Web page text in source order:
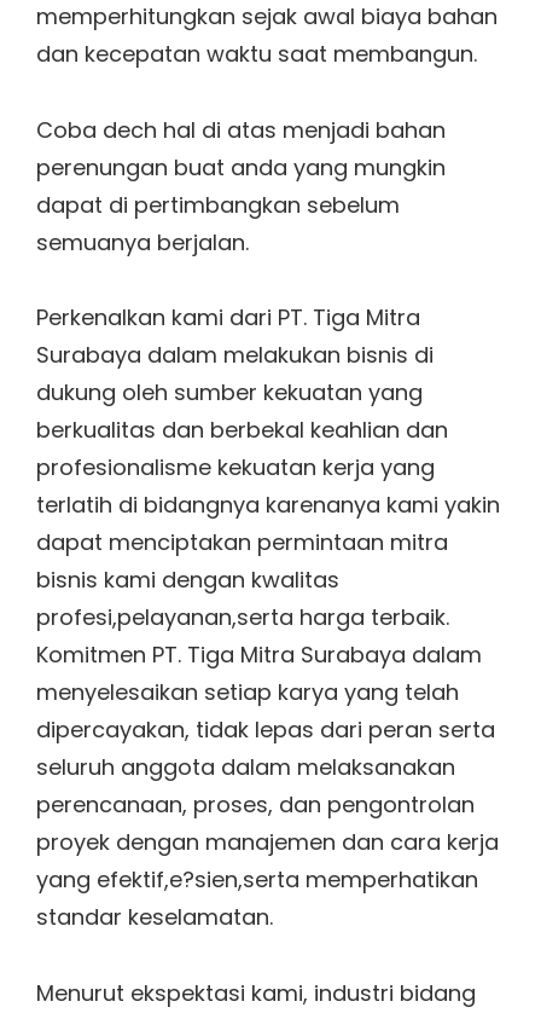
memperhitungkan sejak awal biaya bahan
dan kecepatan waktu saat membangun.
Coba dech hal di atas menjadi bahan
perenungan buat anda yang mungkin
dapat di pertimbangkan sebelum
semuanya berjalan.
Perkenalkan kami dari PT. Tiga Mitra
Surabaya dalam melakukan bisnis di
dukung oleh sumber kekuatan yang
berkualitas dan berbekal keahlian dan
profesionalisme kekuatan kerja yang
terlatih di bidangnya karenanya kami yakin
dapat menciptakan permintaan mitra
bisnis kami dengan kwalitas
profesi,pelayanan,serta harga terbaik.
Komitmen PT. Tiga Mitra Surabaya dalam
menyelesaikan setiap karya yang telah
dipercayakan, tidak lepas dari peran serta
seluruh anggota dalam melaksanakan
perencanaan, proses, dan pengontrolan
proyek dengan manajemen dan cara kerja
yang efektif,e?sien,serta memperhatikan
standar keselamatan.
Menurut ekspektasi kami, industri bidang